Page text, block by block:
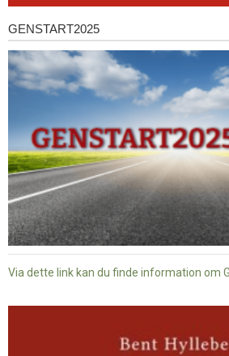
Genstart2025
GENSTART2025
Via dette link kan du finde information om